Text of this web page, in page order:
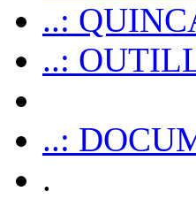
..:
..:
..:
.